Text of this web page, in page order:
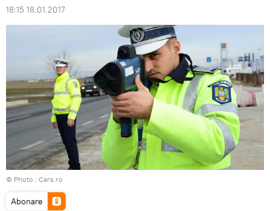
18:15 18.01.2017
© Photo : Cars.ro
Abonare